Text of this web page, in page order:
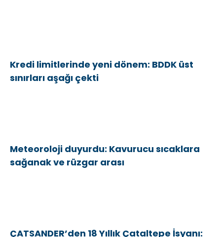
Kredi limitlerinde yeni dönem: BDDK üst
sınırları aşağı çekti
Meteoroloji duyurdu: Kavurucu sıcaklara
sağanak ve rüzgar arası
ÇATSANDER’den 18 Yıllık Çataltepe İsyanı: